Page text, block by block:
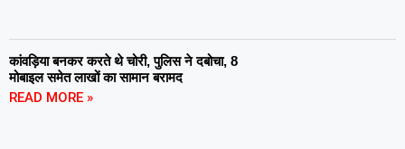
कांवड़िया बनकर करते थे चोरी, पुलिस ने दबोचा, 8
मोबाइल समेत लाखों का सामान बरामद
READ MORE »